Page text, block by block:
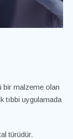
bir malzeme olan
tıbbi uygulamada
türüdür.